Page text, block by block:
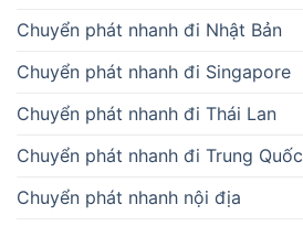
Chuyển phát nhanh đi Nhật Bản
Chuyển phát nhanh đi Singapore
Chuyển phát nhanh đi Thái Lan
Chuyển phát nhanh đi Trung Quốc
Chuyển phát nhanh nội địa